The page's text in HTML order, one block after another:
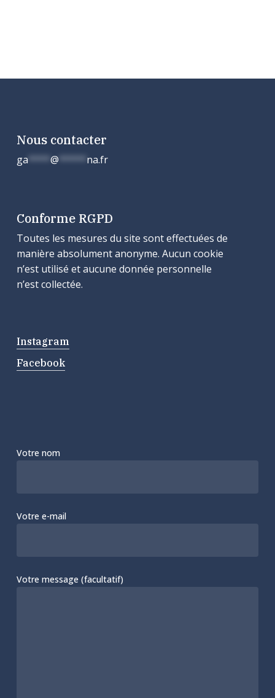
Nous contacter
ga **** @ ***** na.fr
Conforme RGPD
Toutes les mesures du site sont effectuées de
manière absolument anonyme. Aucun cookie
n’est utilisé et aucune donnée personnelle
n’est collectée.
Instagram
Facebook
Votre nom
Votre e-mail
Votre message (facultatif)